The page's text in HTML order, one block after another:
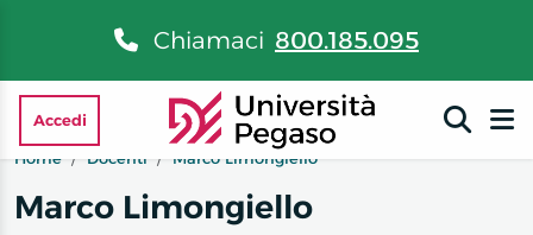
Chiamaci 800.185.095
Accedi
Home
Docenti Marco Limongiello
Marco Limongiello